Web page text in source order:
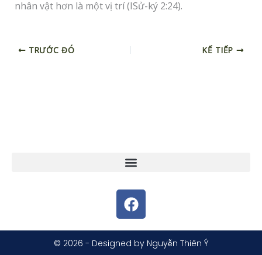
nhân vật hơn là một vị trí (ISử-ký 2:24).
TRƯỚC ĐÓ KẾ TIẾP
F
a
c
e
© 2026 - Designed by Nguyễn Thiên Ý